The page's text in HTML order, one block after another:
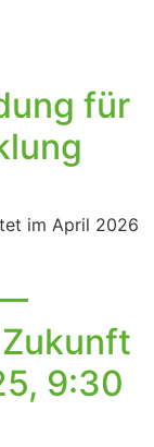
für
im April 2026
9:30